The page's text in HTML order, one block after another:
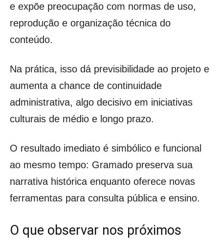
e expõe preocupação com normas de uso,
reprodução e organização técnica do
conteúdo.
Na prática, isso dá previsibilidade ao projeto e
aumenta a chance de continuidade
administrativa, algo decisivo em iniciativas
culturais de médio e longo prazo.
O resultado imediato é simbólico e funcional
ao mesmo tempo: Gramado preserva sua
narrativa histórica enquanto oferece novas
ferramentas para consulta pública e ensino.
O que observar nos próximos